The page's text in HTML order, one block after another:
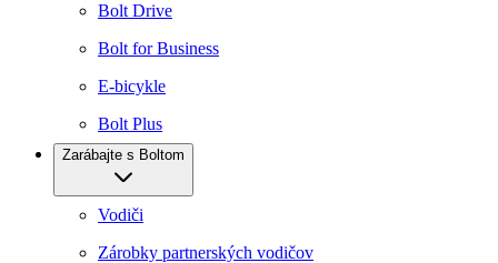
Bolt Drive
Bolt for Business
E-bicykle
Bolt Plus
Zarábajte s Boltom
Vodiči
Zárobky partnerských vodičov